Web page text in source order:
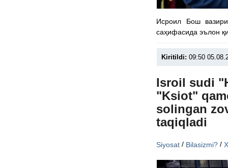
Исроил Бош
саҳифасида эълон
Kiritildi: 09:50
Isroil sudi
"Ksiot"
solingan
taqiqladi
Siyosat / Bilasizmi? /